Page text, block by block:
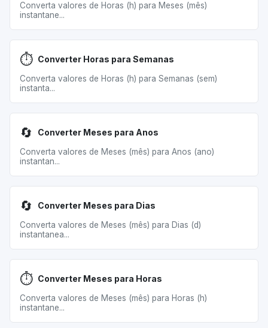
Converta valores de Horas (h) para Meses (mês)
instantane...
⏱️ Converter Horas para Semanas
Converta valores de Horas (h) para Semanas (sem)
instanta...
🔄 Converter Meses para Anos
Converta valores de Meses (mês) para Anos (ano)
instantan...
🔄 Converter Meses para Dias
Converta valores de Meses (mês) para Dias (d)
instantanea...
⏱️ Converter Meses para Horas
Converta valores de Meses (mês) para Horas (h)
instantane...